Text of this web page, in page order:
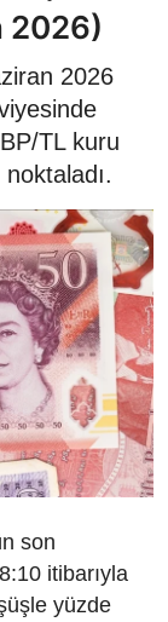
2026)
2026
TL kuru
son
itibarıyla
yüzde